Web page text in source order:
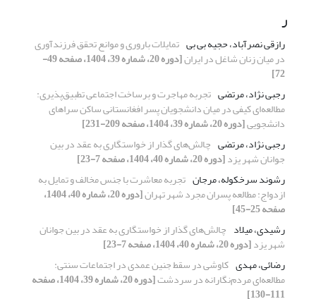
ر
رازقی نصرآباد، حجیه بی بی تمایلات باروری و موانع تحقق فرزندآوری
در میان زنان شاغل در ایران [دوره 20، شماره 39، 1404، صفحه 49-
72]
رجبی نژاد، مرتضی تجربه مهاجرت و برساخت اجتماعی تطبیق‌پذیری:
مطالعه‌ای کیفی در میان دانشجویان پسر افغانستانی ساکن سراهای
دانشجویی[دوره 20، شماره 39، 1404، صفحه 209-231]
رجبی نژاد، مرتضی چالش‌های گذار از خواستگاری به عقد در بین
جوانان شهر یزد[دوره 20، شماره 40، 1404، صفحه 7-23]
رشوند سرخکوله، مرجان تجربه معاشرت با جنس مخالف و تمایل به
ازدواج: مطالعه‌ پسران مجرد شهر تهران [دوره 20، شماره 40، 1404،
صفحه 25-45]
رشیدی، میلاد چالش‌های گذار از خواستگاری به عقد در بین جوانان
شهر یزد[دوره 20، شماره 40، 1404، صفحه 7-23]
رضائی، مهدی کاوشی در سقط جنین عمدی در اجتماعات سنتی:
مطالعه‌ای مردم‌نگارانه در سردشت [دوره 20، شماره 39، 1404، صفحه
111-130]